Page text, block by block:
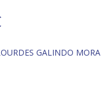
GALINDO MORA